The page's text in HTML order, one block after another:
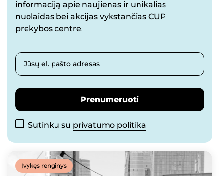
informaciją apie naujienas ir unikalias
nuolaidas bei akcijas vykstančias CUP
prekybos centre.
Jūsų el. pašto adresas
Prenumeruoti
Sutinku su privatumo politika
Įvykęs renginys